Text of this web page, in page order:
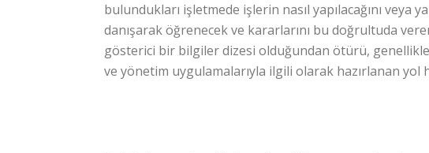
bulundukları işletmede işlerin nasıl yapılacağını veya
danışarak öğrenecek ve kararlarını bu doğrultuda
gösterici bir bilgiler dizesi olduğundan ötürü,
ve yönetim uygulamalarıyla ilgili olarak hazırlanan yol